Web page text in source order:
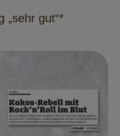
„sehr gut“*